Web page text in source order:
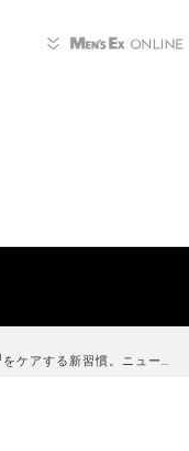
をケアする新習慣。ニュー…